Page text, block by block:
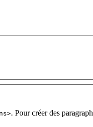
. Pour créer des